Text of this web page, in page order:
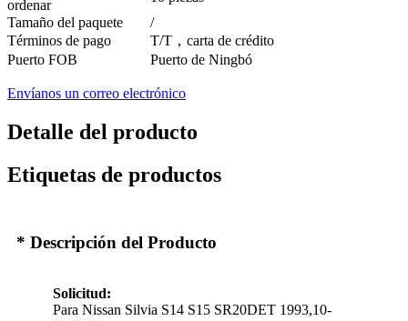
ordenar
Tamaño del paquete
/
Términos de pago
T/T ， carta de crédito
Puerto FOB
Puerto de Ningbó
Envíanos un correo electrónico
Detalle del producto
Etiquetas de productos
* Descripción del Producto
Solicitud:
Para Nissan Silvia S14 S15 SR20DET 1993,10-